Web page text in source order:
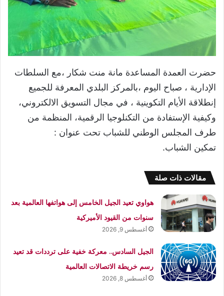
حضرت العمدة المساعدة مانة منت شكار ،مع السلطات
الإدارية ، صباح اليوم ،بالمركز البلدي المعرفة للجميع
إنطلاقة الأيام التكوينية ، في مجال التسويق الالكتروني،
وكيفية الإستفادة من التكنلوجيا الرقمية، المنظمة من
طرف المجلس الوطني للشباب تحت عنوان :
تمكين الشباب.
مقالات ذات صلة
هواوي تعيد الجيل الخامس إلى هواتفها العالمية بعد
سنوات من القيود الأميركية
أغسطس 9, 2026
الجيل السادس.. معركة خفية على ترددات قد تعيد
رسم خريطة الاتصالات العالمية
أغسطس 8, 2026